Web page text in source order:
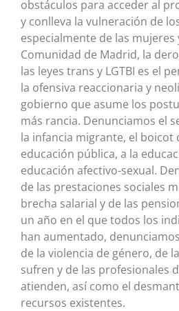
obstáculos para acceder al
y conlleva la vulneración de
especialmente de las mujeres
Comunidad de Madrid, la
las leyes trans y LGTBI es el
la ofensiva reaccionaria y
gobierno que asume los
más rancia. Denunciamos el
la infancia migrante, el boicot
educación pública, a la
educación afectivo-sexual.
de las prestaciones sociales
brecha salarial y de las
un año en el que todos los
han aumentado,
de la violencia de género, de
sufren y de las profesionales
atienden, así como el
recursos existentes.